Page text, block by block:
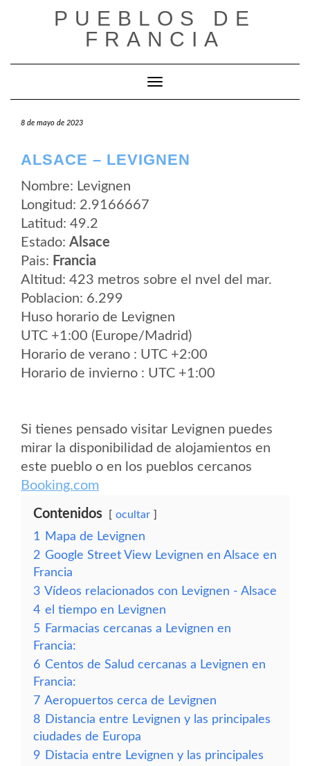
PUEBLOS DE
FRANCIA
Cambiar modo de navegación
8 de mayo de 2023
ALSACE – LEVIGNEN
Nombre: Levignen
Longitud: 2.9166667
Latitud: 49.2
Estado: Alsace
Pais: Francia
Altitud: 423 metros sobre el nvel del mar.
Poblacion: 6.299
Huso horario de Levignen
UTC +1:00 (Europe/Madrid)
Horario de verano : UTC +2:00
Horario de invierno : UTC +1:00
Si tienes pensado visitar Levignen puedes
mirar la disponibilidad de alojamientos en
este pueblo o en los pueblos cercanos
Booking.com
Contenidos ocultar
1
Mapa de Levignen
2 Google Street View Levignen en Alsace en
Francia
3 Vídeos relacionados con Levignen - Alsace
4 el tiempo en Levignen
5 Farmacias cercanas a Levignen en
Francia:
6 Centos de Salud cercanas a Levignen en
Francia:
7 Aeropuertos cerca de Levignen
8 Distancia entre Levignen y las principales
ciudades de Europa
9 Distacia entre Levignen y las principales